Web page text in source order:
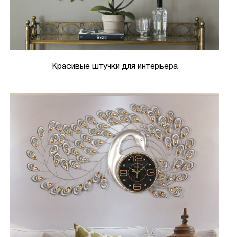
Красивые штучки для интерьера